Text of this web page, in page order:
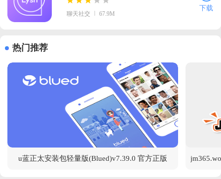
聊天社交 67.9M
下载
热门推荐
u蓝正太安装包轻量版(Blued)v7.39.0 官方正版